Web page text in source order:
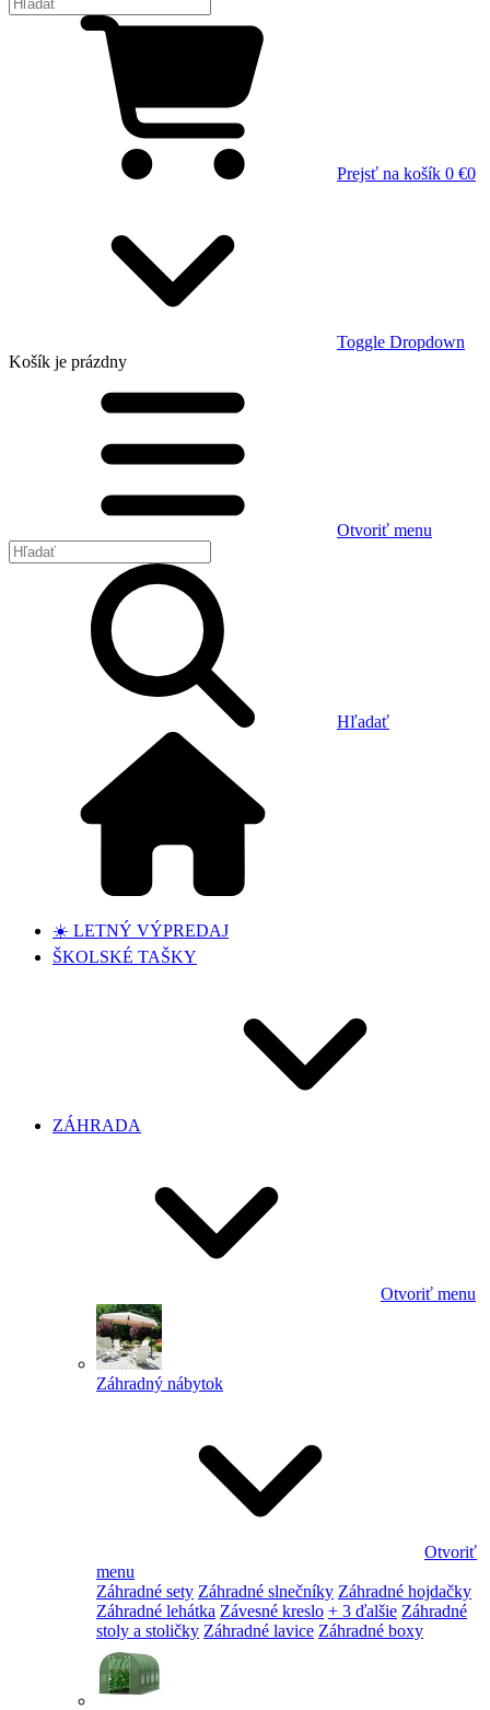
Prejsť na košík 0 €0
Toggle Dropdown
Košík je prázdny
Otvoriť menu
Hľadať
☀️ LETNÝ VÝPREDAJ
ŠKOLSKÉ TAŠKY
ZÁHRADA
Otvoriť menu
Záhradný nábytok
Otvoriť
menu
Záhradné sety Záhradné slnečníky Záhradné hojdačky
Záhradné lehátka Závesné kreslo + 3 ďalšie Záhradné
stoly a stoličky Záhradné lavice Záhradné boxy